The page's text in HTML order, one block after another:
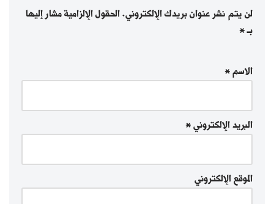
لن يتم نشر عنوان بريدك الإلكتروني.الحقول الإلزامية مشار إليها
بـ*
الاسم*
البريد الإلكتروني*
الموقع الإلكتروني